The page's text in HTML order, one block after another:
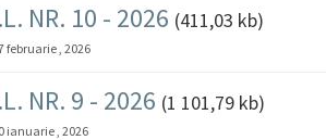
NR. 10 - 2026 (411,03 kb)
februarie , 2026
NR. 9 - 2026 (1 101,79 kb)
ianuarie , 2026